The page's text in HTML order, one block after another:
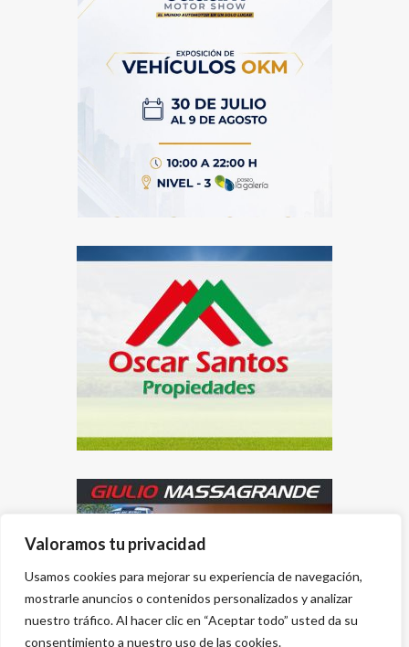
Valoramos tu privacidad
Usamos cookies para mejorar su experiencia de navegación,
mostrarle anuncios o contenidos personalizados y analizar
nuestro tráfico. Al hacer clic en “Aceptar todo” usted da su
consentimiento a nuestro uso de las cookies.